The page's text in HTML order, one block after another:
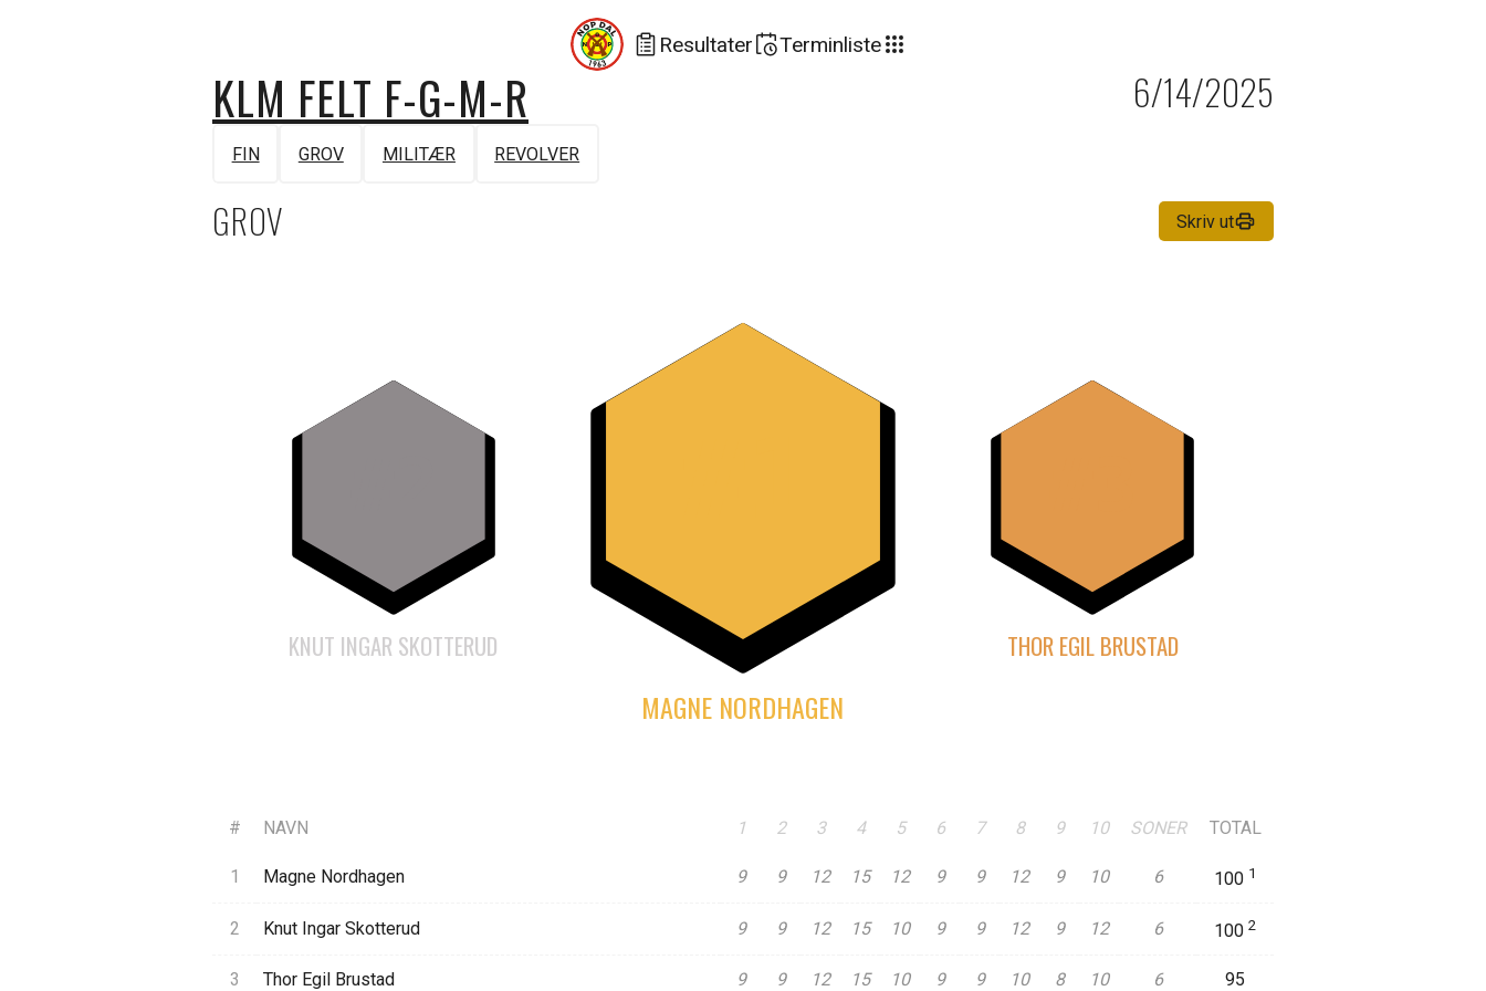
Resultater Terminliste
KLM FELT F-G-M-R 6/14/2025
FIN GROV MILITÆR REVOLVER
GROV Skriv ut
MAGNE NORDHAGEN
KNUT INGAR SKOTTERUD THOR EGIL BRUSTAD
# NAVN 1 2 3 4 5 6 7 8 9 10 SONER TOTAL
1 Magne Nordhagen 9 9 12 15 12 9 9 12 9 10 6 100 1
2 Knut Ingar Skotterud 9 9 12 15 10 9 9 12 9 12 6 100 2
3 Thor Egil Brustad 9 9 12 15 10 9 9 10 8 10 6 95